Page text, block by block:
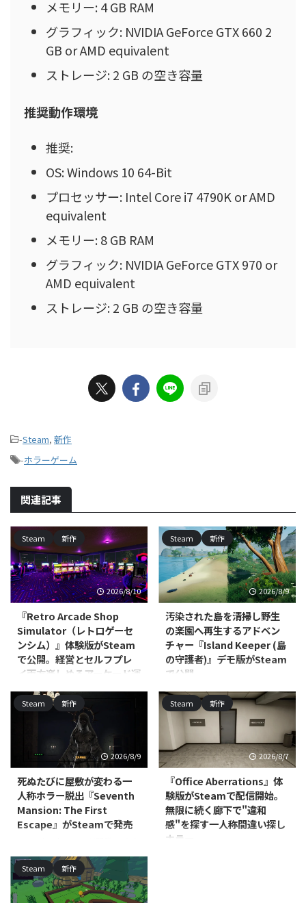
メモリー: 4 GB RAM
グラフィック: NVIDIA GeForce GTX 660 2
GB or AMD equivalent
ストレージ: 2 GB の空き容量
推奨動作環境
推奨:
OS: Windows 10 64-Bit
プロセッサー: Intel Core i7 4790K or AMD
equivalent
メモリー: 8 GB RAM
グラフィック: NVIDIA GeForce GTX 970 or
AMD equivalent
ストレージ: 2 GB の空き容量
-Steam, 新作
-ホラーゲーム
関連記事
Steam 新作
2026/8/10
『Retro Arcade Shop
Simulator（レトロゲーセ
ンシム）』体験版がSteam
で公開。経営とセルフプレ
イ両方楽しめるアーケード運
Alt Tab Gameが開発し、Ultimate
Publishing／Ultimate Games S.A.
／PlayWay S.A.がパブリッシング
を手がけるPC（Steam）向けシ
ミュレーションゲーム『Retro
ゲーセンシム）』の体験版が公開
されました。対応プラットフォー
ムはWindowsで、本編は早期ア
クセスとしての発売が予定されて
いう段階です。 本作はレトロな
ゲームセンターを一から築き上げ
ていく経営シミュレーショ ...
Steam 新作
2026/8/9
汚染された島を清掃し野生
の楽園へ再生するアドベン
チャー『Island Keeper (島
の守護者)』デモ版がSteam
で公開
Scalise Artworksが開発し、
Ultimate Games S.A.および
Ultimate Publishingがパブリッシ
ャーを務める
PC（Windows/Linux、Steam）
向けアドベンチャー・インディ
Keeper (島の守護者)』のデモ版が
公開されました。本編の発売時期
は2026年を予定しており、発売
前の段階ですが、ひと足先にゲー
ムの雰囲気を体験できます。 本
Steam 新作
2026/8/9
死ぬたびに屋敷が変わる一
人称ホラー脱出『Seventh
Mansion: The First
Escape』がSteamで発売
リッシングを手がける、
PC（Steam）向け一人称心理ホ
ラー脱出アドベンチャー
『Seventh Mansion: The First
Steam 新作
2026/8/7
『Office Aberrations』体
験版がSteamで配信開始。
無限に続く廊下で"違和
感"を探す一人称間違い探し
ホラー
Steam 新作